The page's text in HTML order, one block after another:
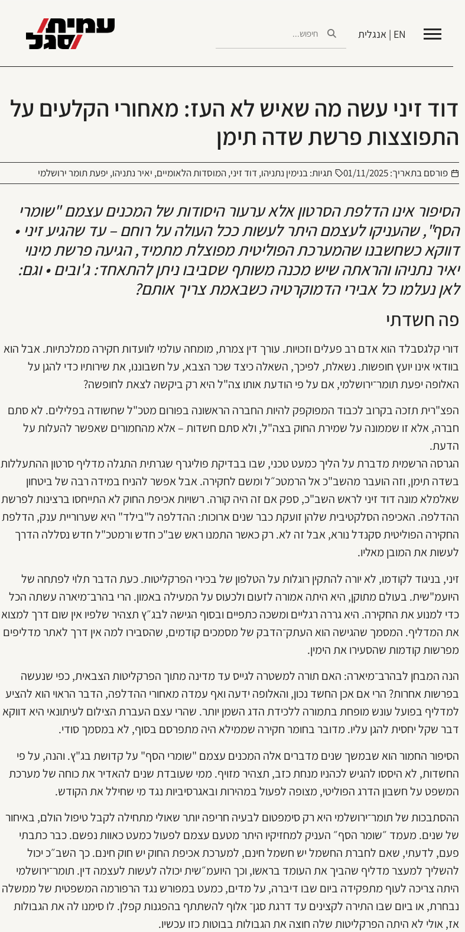
EN | אנגלית
דוד זיני עשה מה שאיש לא העז: מאחורי הקלעים על
התפוצצות פרשת שדה תימן
פורסם בתאריך:01/11/2025 תגיות:בנימין נתניהו, דוד זיני,המוסדות הלאומיים, יאיר נתניהו, יפעת תומר ירושלמי
הסיפור אינו הדלפת הסרטון אלא ערעור היסודות של המכנים עצמם "שומרי
הסף", שהעניקו לעצמם היתר לעשות ככל העולה על רוחם – עד שהגיע זיני •
דווקא כשחשבנו שהמערכת הפוליטית מפוצלת מתמיד, הגיעה פרשת מינוי
יאיר נתניהו והראתה שיש מכנה משותף שסביבו ניתן להתאחד: ג'ובים • וגם:
לאן נעלמו כל אבירי הדמוקרטיה כשבאמת צריך אותם?
פה חשדתי
דורי קלגסבלד הוא אדם רב פעלים וזכויות. עורך דין צמרת, מומחה עולמי לוועדות חקירה ממלכתיות. אבל הוא
בוודאי אינו יועץ חופשות. נשאלת, לפיכך, השאלה כיצד שכר הצבא, על חשבוננו, את שירותיו כדי להגן על
האלופה יפעת תומר־ירושלמי, אם על פי הודעת אותו צה"ל היא רק ביקשה לצאת לחופשה?
הפצ"רית תזכה בקרוב לכבוד המפוקפק להיות החברה הראשונה בפורום מטכ"ל שחשודה בפלילים. לא סתם
חברה, אלא זו שממונה על שמירת החוק בצה"ל, ולא סתם חשדות – אלא מהחמורים שאפשר להעלות על
הדעת.
הגרסה הרשמית מדברת על הליך כמעט טכני, שבו בבדיקת פוליגרף שגרתית התגלה מדליף סרטון ההתעללות
בשדה תימן, וזה הועבר מהשב"כ אל הרמטכ״ל ומשם לחקירה. אבל אפשר להניח במידה רבה של ביטחון
שאלמלא מונה דוד זיני לראש השב"כ, ספק אם זה היה קורה. רשויות אכיפת החוק לא התייחסו ברצינות לפרשת
ההדלפה. האכיפה הסלקטיבית שלהן זועקת כבר שנים ארוכות: ההדלפה ל"בילד" היא שערוריית ענק, הדלפת
החקירה הפוליטית סקנדל נורא, אבל זה לא. רק כאשר התמנו ראש שב"כ חדש ורמטכ"ל חדש נסללה הדרך
לעשות את המובן מאליו.
זיני, בניגוד לקודמו, לא יורה להתקין רוגלות על הטלפון של בכירי הפרקליטות. כעת הדבר תלוי לפתחה של
היועמ"שית. בעולם מתוקן, היא היתה אמורה לזעום ולכעוס על המעילה באמון. הרי בהרב־מיארה עשתה הכל
כדי למנוע את החקירה. היא גררה רגליים ומשכה כתפיים ובסוף הגישה לבג״ץ תצהיר שלפיו אין שום דרך למצוא
את המדליף. המסמך שהגישה הוא העתק־הדבק של מסמכים קודמים, שהסבירו למה אין דרך לאתר מדליפים
מפרשות קודמות שהסעירו את הימין.
הנה המבחן לבהרב־מיארה: האם תורה למשטרה לגייס עד מדינה מתוך הפרקליטות הצבאית, כפי שנעשה
בפרשות אחרות? הרי אם אכן החשד נכון, והאלופה ידעה ואף עמדה מאחורי ההדלפה, הדבר הראוי הוא להציע
למדליף בפועל עונש מופחת בתמורה ללכידת הדג השמן יותר. שהרי עצם העברת הצילום לעיתונאי היא דווקא
דבר שקל יחסית להגן עליו. מדובר בחומר חקירה שממילא היה מתפרסם בסוף, לא במסמך סודי.
הסיפור החמור הוא שבמשך שנים מדברים אלה המכנים עצמם "שומרי הסף" על קדושת בג"ץ. והנה, על פי
החשדות, לא היססו להגיש לכהניו מנחת כזב, תצהיר מזויף. ממי שעובדת שנים להאדיר את כוחה של מערכת
המשפט על חשבון הדרג הפוליטי, מצופה לפעול במהירות ובאגרסיביות נגד מי שחילל את הקודש.
ההסתבכות של תומר־ירושלמי היא רק סימפטום לבעיה חריפה יותר שאולי מתחילה לקבל טיפול הולם, באיחור
של שנים. מעמד ״שומר הסף״ העניק למחזיקיו היתר מטעם עצמם לפעול כמעט כאוות נפשם. כבר כתבתי
פעם, לדעתי, שאם לחברת החשמל יש חשמל חינם, למערכת אכיפת החוק יש חוק חינם. כך השב״כ יכול
להשליך למעצר מדליף שהביך את העומד בראשו, וכך היועמ״שית יכולה לעשות לעצמה דין. תומר־ירושלמי
היתה צריכה לעוף מתפקידה ביום שבו דיברה, על מדים, כמעט במפורש נגד הרפורמה המשפטית של ממשלה
נבחרת, או ביום שבו התירה לקצינים עד דרגת סגן־ אלוף להשתתף בהפגנות קפלן. לו סימנו לה את הגבולות
אז, אולי לא היתה הפרקליטות שלה חוצה את הגבולות בבוטות כזו עכשיו.